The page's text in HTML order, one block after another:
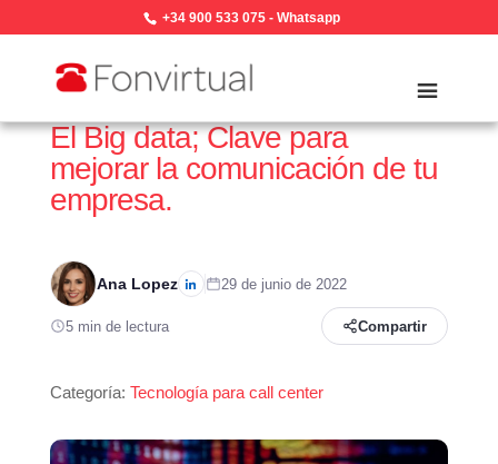
+34 900 533 075- Whatsapp
El Big data; Clave para
mejorar la comunicación de tu
empresa.
Ana Lopez 29 de junio de 2022
5 min de lectura Compartir
Categoría: Tecnología para call center